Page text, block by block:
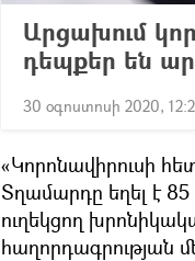
Արցախում
դեպքեր են
30 օգոստոսի 2020,
«Կորոնավիրուսի
Տղամարդը եղել է 85
ուղեկցող
հաղորդագրության